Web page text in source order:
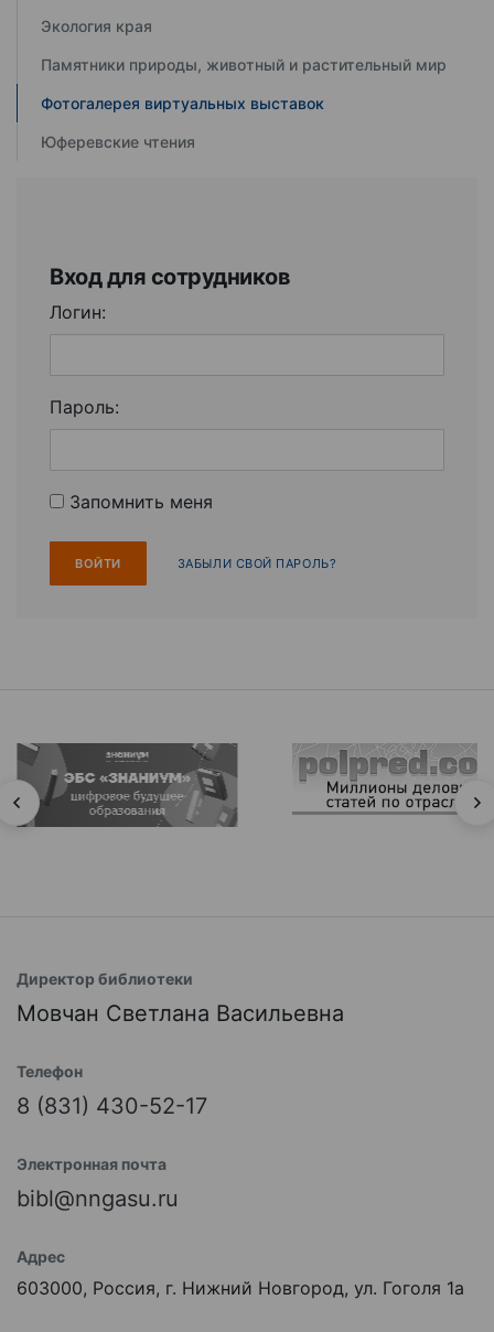
Экология края
Памятники природы, животный и растительный мир
Фотогалерея виртуальных выставок
Юферевские чтения
Вход для сотрудников
Логин:
Пароль:
Запомнить меня
ЗАБЫЛИ СВОЙ ПАРОЛЬ?
Директор библиотеки
Мовчан Светлана Васильевна
Телефон
8 (831) 430-52-17
Электронная почта
bibl@nngasu.ru
Адрес
603000, Россия, г. Нижний Новгород, ул. Гоголя 1а